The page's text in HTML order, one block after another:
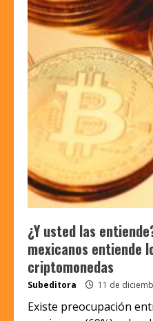
¿Y usted las
mexicanos entiende
criptomonedas
Subeditora 11 de
Existe preocupación